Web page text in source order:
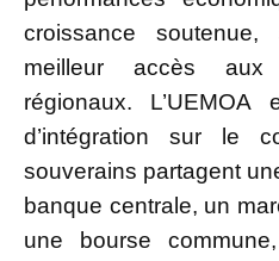
croissance
meilleur accès aux
régionaux.
d’intégration sur le
souverains partagent
banque centrale, un
une bourse